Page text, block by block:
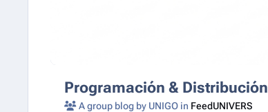
Programación & Distribución
A group blog by UNIGO in FeedUNIVERS